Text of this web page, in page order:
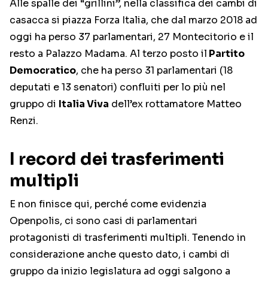
Alle spalle dei “grillini”, nella classifica dei cambi di
casacca si piazza Forza Italia, che dal marzo 2018 ad
oggi ha perso 37 parlamentari, 27 Montecitorio e il
resto a Palazzo Madama. Al terzo posto il Partito
Democratico, che ha perso 31 parlamentari (18
deputati e 13 senatori) confluiti per lo più nel
gruppo di Italia Viva dell’ex rottamatore Matteo
Renzi.
I record dei trasferimenti
multipli
E non finisce qui, perché come evidenzia
Openpolis, ci sono casi di parlamentari
protagonisti di trasferimenti multipli. Tenendo in
considerazione anche questo dato, i cambi di
gruppo da inizio legislatura ad oggi salgono a